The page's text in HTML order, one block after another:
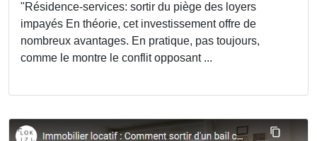
"Résidence-services: sortir du piège des loyers
impayés En théorie, cet investissement offre de
nombreux avantages. En pratique, pas toujours,
comme le montre le conflit opposant ...